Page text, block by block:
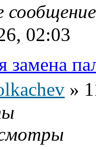
02:03
замена
»